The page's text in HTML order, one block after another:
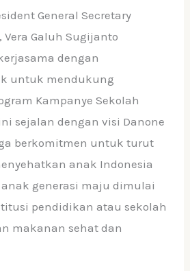
General Secretary
Vera Galuh Sugijanto
dengan
untuk mendukung
Kampanye Sekolah
sejalan dengan visi Danone
berkomitmen untuk turut
anak Indonesia
generasi maju dimulai
pendidikan atau sekolah
makanan sehat dan